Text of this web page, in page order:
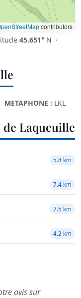
contributors
45.651° N ·
METAPHONE : LKL
Laqueuille
5.8 km
7.4 km
7.5 km
4.2 km
avis sur